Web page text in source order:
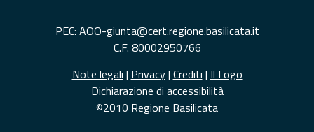
PEC: AOO-giunta@cert.regione.basilicata.it
C.F. 80002950766
Note legali | Privacy| Crediti | Il Logo
Dichiarazione di accessibilità
©2010 Regione Basilicata